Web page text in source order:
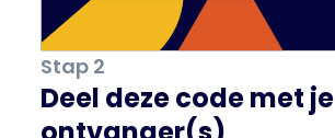
Stap 2
Deel deze code met je